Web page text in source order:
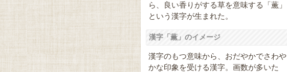
ら、良い香りがする草を意味する「薫」
という漢字が生まれた。
漢字「薫」のイメージ
漢字のもつ意味から、おだやかでさわや
かな印象を受ける漢字。画数が多いた